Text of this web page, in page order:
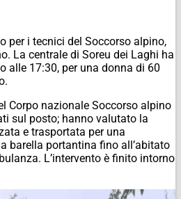
per i tecnici del Soccorso alpino,
La centrale di Soreu dei Laghi ha
alle 17:30, per una donna di 60
Corpo nazionale Soccorso alpino
sul posto; hanno valutato la
e trasportata per una
barella portantina fino all’abitato
L’intervento è finito intorno